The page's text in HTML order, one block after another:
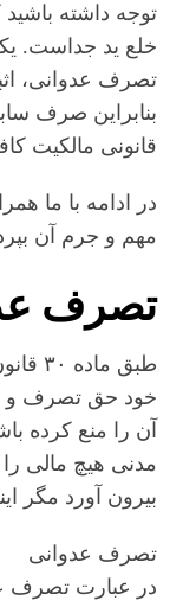
توجه داشته
خلع ید جداست.
تصرف عدوانی،
بنابراین صرف
قانونی مالکیت
در ادامه با ما
مهم و جرم آن
تصرف
طبق
خود حق تصرف و
آن را منع کرده
مدنی هیچ مالی
بیرون آورد مگر
تصرف عدوانی
در عبارت تصرف